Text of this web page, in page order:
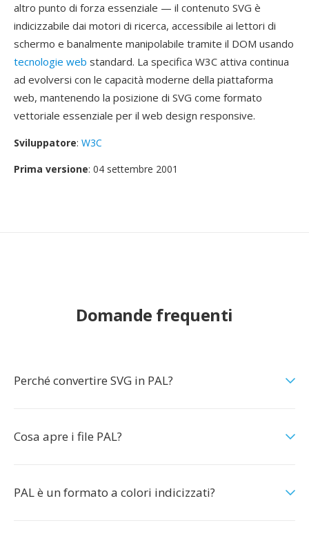
altro punto di forza essenziale — il contenuto SVG è
indicizzabile dai motori di ricerca, accessibile ai lettori di
schermo e banalmente manipolabile tramite il DOM usando
tecnologie web standard. La specifica W3C attiva continua
ad evolversi con le capacità moderne della piattaforma
web, mantenendo la posizione di SVG come formato
vettoriale essenziale per il web design responsive.
Sviluppatore: W3C
Prima versione: 04 settembre 2001
Domande frequenti
Perché convertire SVG in PAL?
Cosa apre i file PAL?
PAL è un formato a colori indicizzati?